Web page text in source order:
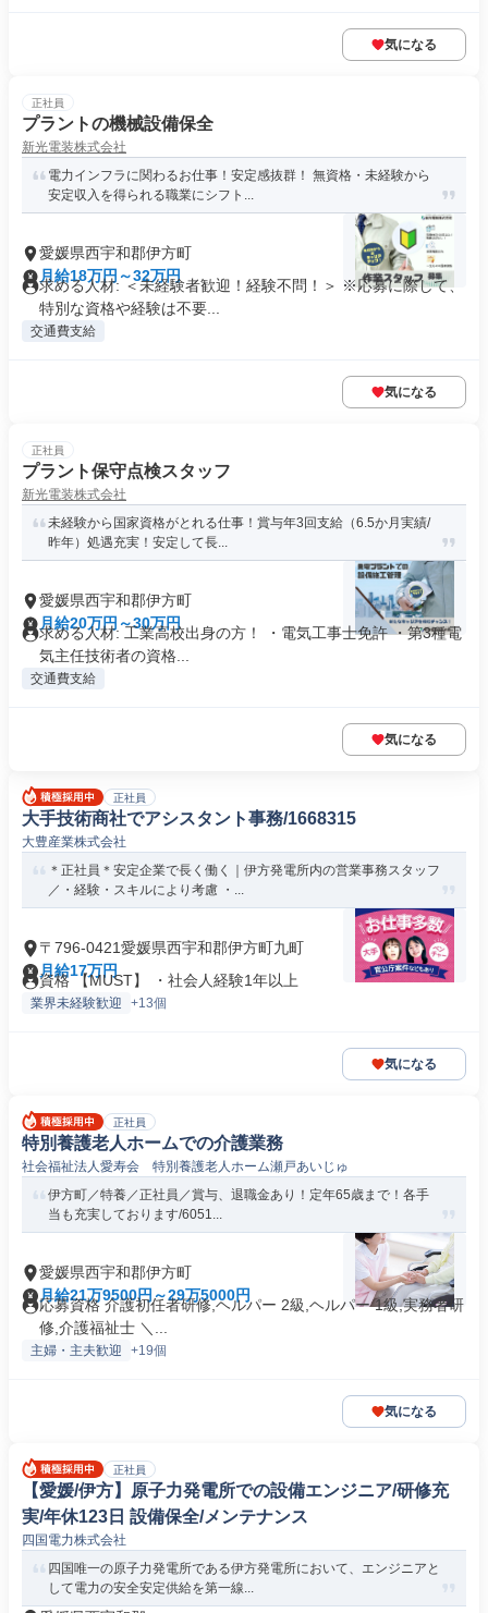
気になる
正社員
プラントの機械設備保全
新光電装株式会社
電力インフラに関わるお仕事！安定感抜群！ 無資格・未経験から
安定収入を得られる職業にシフト...
愛媛県西宇和郡伊方町
月給18万円～32万円
求める人材: ＜未経験者歓迎！経験不問！＞ ※応募に際して、
特別な資格や経験は不要...
交通費支給
気になる
正社員
プラント保守点検スタッフ
新光電装株式会社
未経験から国家資格がとれる仕事！賞与年3回支給（6.5か月実績/
昨年）処遇充実！安定して長...
愛媛県西宇和郡伊方町
月給20万円～30万円
求める人材: 工業高校出身の方！ ・電気工事士免許 ・第3種電
気主任技術者の資格...
交通費支給
気になる
正社員
大手技術商社でアシスタント事務/1668315
大豊産業株式会社
＊正社員＊安定企業で長く働く｜伊方発電所内の営業事務スタッフ
／・経験・スキルにより考慮 ・...
〒796-0421愛媛県西宇和郡伊方町九町
月給17万円
資格 【MUST】 ・社会人経験1年以上
業界未経験歓迎 +13個
気になる
正社員
特別養護老人ホームでの介護業務
社会福祉法人愛寿会 特別養護老人ホーム瀬戸あいじゅ
伊方町／特養／正社員／賞与、退職金あり！定年65歳まで！各手
当も充実しております/6051...
愛媛県西宇和郡伊方町
月給21万9500円～29万5000円
応募資格 介護初任者研修,ヘルパー 2級,ヘルパー 1級,実務者研
修,介護福祉士 ＼...
主婦・主夫歓迎 +19個
気になる
正社員
【愛媛/伊方】原子力発電所での設備エンジニア/研修充
実/年休123日 設備保全/メンテナンス
四国電力株式会社
四国唯一の原子力発電所である伊方発電所において、エンジニアと
して電力の安全安定供給を第一線...